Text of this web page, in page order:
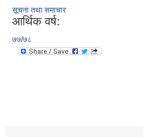
सूचना तथा समाचार
आर्थिक वर्ष:
७७/७८